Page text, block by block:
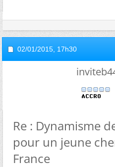
02/01/2015, 17h30
Re : Dynamisme
pour un jeune
France